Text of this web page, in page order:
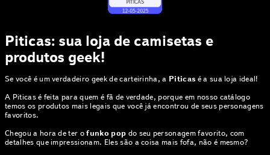
Piticas: sua loja de camisetas e
produtos geek!
Se você é um verdadeiro geek de carteirinha, a Piticas é a sua loja ideal!
A Piticas é feita para quem é fã de verdade, porque em nosso catálogo
temos os produtos mais legais que você já encontrou de seus personagens
favoritos.
Chegou a hora de ter ofunko pop do seu personagem favorito, com
detalhes que impressionam. Eles são a coisa mais fofa, não é mesmo?